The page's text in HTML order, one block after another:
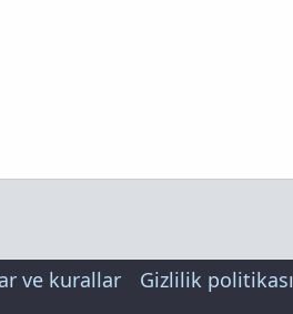
ve kurallar Gizlilik politikası